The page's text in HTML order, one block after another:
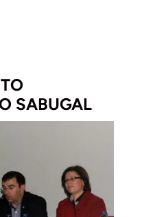
SABUGAL